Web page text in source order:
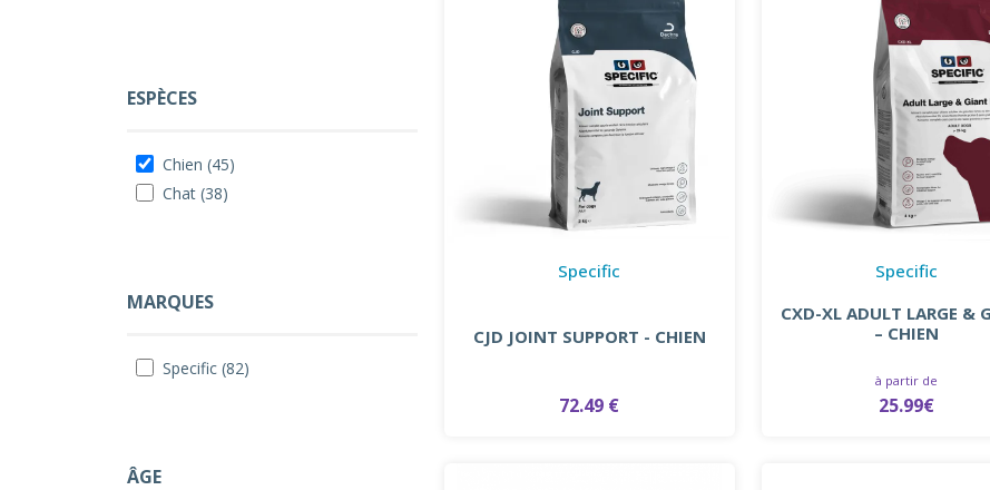
ESPÈCES
Chien (45)
Chat (38)
MARQUES
Specific (82)
ÂGE
Specific
CJD JOINT SUPPORT - CHIEN
72.49 €
Specific
CXD-XL ADULT LARGE &
– CHIEN
à partir de
25.99€